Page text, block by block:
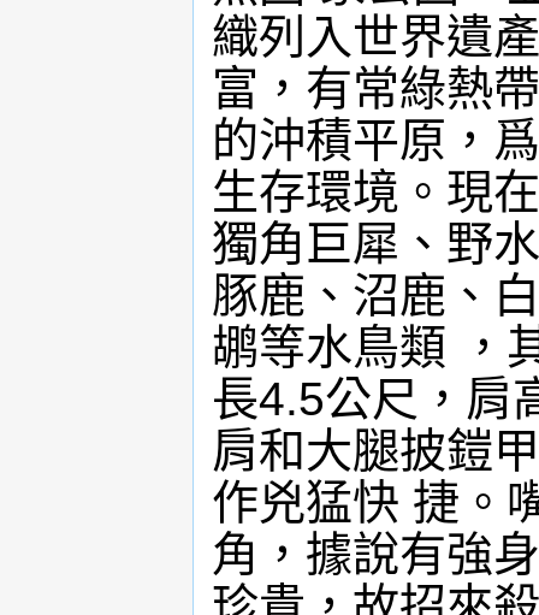
織列入世界遺
富，有常綠熱
的沖積平原，
生存環境。現
獨角巨犀、野
豚鹿、沼鹿、
鹕等水鳥類 ，
長4.5公尺，肩
肩和大腿披鎧
作兇猛快 捷。
角，據說有強